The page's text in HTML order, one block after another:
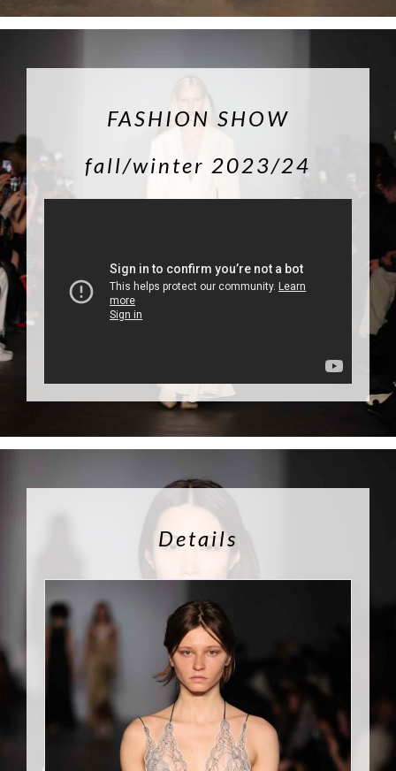
FASHION SHOW
fall/winter 2023/24
Details